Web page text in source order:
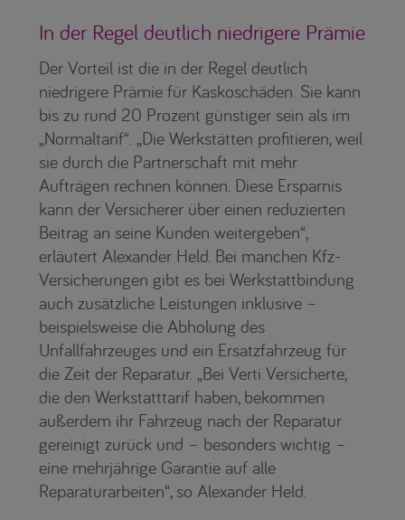
In der Regel deutlich niedrigere Prämie
Der Vorteil ist die in der Regel deutlich
niedrigere Prämie für Kaskoschäden. Sie kann
bis zu rund 20 Prozent günstiger sein als im
„Normaltarif“. „Die Werkstätten profitieren, weil
sie durch die Partnerschaft mit mehr
Aufträgen rechnen können. Diese Ersparnis
kann der Versicherer über einen reduzierten
Beitrag an seine Kunden weitergeben“,
erläutert Alexander Held. Bei manchen Kfz-
Versicherungen gibt es bei Werkstattbindung
auch zusätzliche Leistungen inklusive –
beispielsweise die Abholung des
Unfallfahrzeuges und ein Ersatzfahrzeug für
die Zeit der Reparatur. „Bei Verti Versicherte,
die den Werkstatttarif haben, bekommen
außerdem ihr Fahrzeug nach der Reparatur
gereinigt zurück und – besonders wichtig –
eine mehrjährige Garantie auf alle
Reparaturarbeiten“, so Alexander Held.